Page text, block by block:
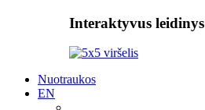
Interaktyvus leidinys
Nuotraukos
EN